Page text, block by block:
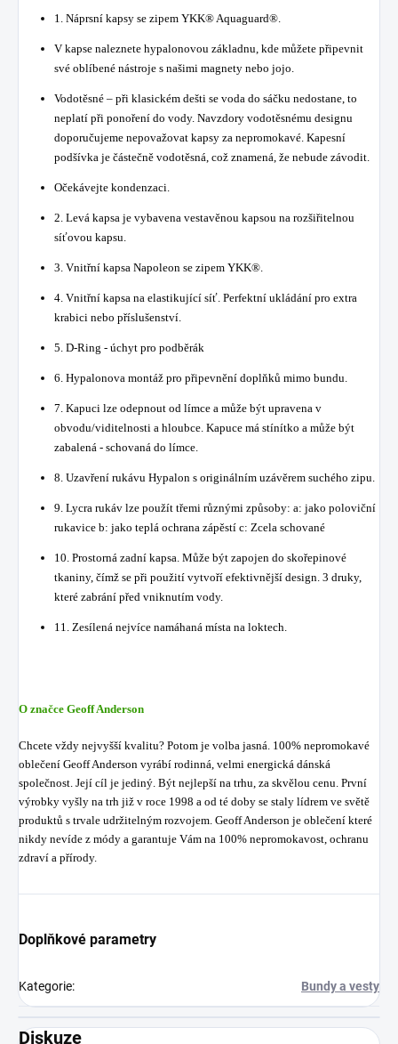
1. Náprsní kapsy se zipem YKK® Aquaguard®.
V kapse naleznete hypalonovou základnu, kde můžete připevnit
své oblíbené nástroje s našimi magnety nebo jojo.
Vodotěsné – při klasickém dešti se voda do sáčku nedostane, to
neplatí při ponoření do vody. Navzdory vodotěsnému designu
doporučujeme nepovažovat kapsy za nepromokavé. Kapesní
podšívka je částečně vodotěsná, což znamená, že nebude závodit.
Očekávejte kondenzaci.
2. Levá kapsa je vybavena vestavěnou kapsou na rozšiřitelnou
síťovou kapsu.
3. Vnitřní kapsa Napoleon se zipem YKK®.
4. Vnitřní kapsa na elastikující síť. Perfektní ukládání pro extra
krabici nebo příslušenství.
5. D-Ring - úchyt pro podběrák
6. Hypalonova montáž pro připevnění doplňků mimo bundu.
7. Kapuci lze odepnout od límce a může být upravena v
obvodu/viditelnosti a hloubce. Kapuce má stínítko a může být
zabalená - schovaná do límce.
8. Uzavření rukávu Hypalon s originálním uzávěrem suchého zipu.
9. Lycra rukáv lze použít třemi různými způsoby: a: jako poloviční
rukavice b: jako teplá ochrana zápěstí c: Zcela schované
10. Prostorná zadní kapsa. Může být zapojen do skořepinové
tkaniny, čímž se při použití vytvoří efektivnější design. 3 druky,
které zabrání před vniknutím vody.
11. Zesílená nejvíce namáhaná místa na loktech.
O značce Geoff Anderson
Chcete vždy nejvyšší kvalitu? Potom je volba jasná. 100% nepromokavé
oblečení Geoff Anderson vyrábí rodinná, velmi energická dánská
společnost. Její cíl je jediný. Být nejlepší na trhu, za skvělou cenu. První
výrobky vyšly na trh již v roce 1998 a od té doby se staly lídrem ve světě
produktů s trvale udržitelným rozvojem. Geoff Anderson je oblečení které
nikdy nevíde z módy a garantuje Vám na 100% nepromokavost, ochranu
zdraví a přírody.
Doplňkové parametry
Kategorie: Bundy a vesty
Diskuze